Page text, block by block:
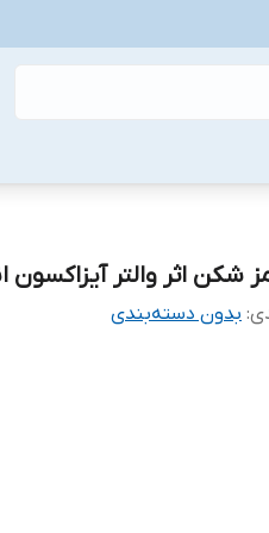
شکن اثر والتر آیزاکسون
: بدون دسته‌بندی